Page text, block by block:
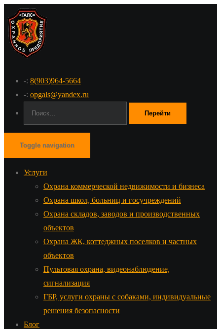
-: 8(903)964-5664
-: opgals@yandex.ru
Toggle navigation
Услуги
Охрана коммерческой недвижимости и бизнеса
Охрана школ, больниц и госучреждений
Охрана складов, заводов и производственных
объектов
Охрана ЖК, коттеджных поселков и частных
объектов
Пультовая охрана, видеонаблюдение,
сигнализация
ГБР, услуги охраны с собаками, индивидуальные
решения безопасности
Блог